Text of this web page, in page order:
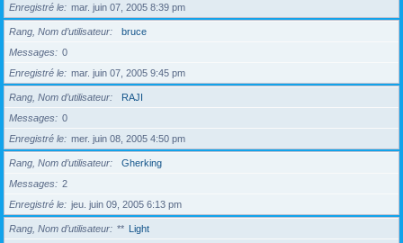
Enregistré le
mar. juin 07, 2005 8:39 pm
Rang, Nom d’utilisateur
bruce
Messages
0
Enregistré le
mar. juin 07, 2005 9:45 pm
Rang, Nom d’utilisateur
RAJI
Messages
0
Enregistré le
mer. juin 08, 2005 4:50 pm
Rang, Nom d’utilisateur
Gherking
Messages
2
Enregistré le
jeu. juin 09, 2005 6:13 pm
Rang, Nom d’utilisateur ** Light